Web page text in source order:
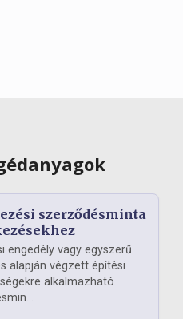
szerződésminta
engedély vagy egyszerű
alapján végzett építési
alkalmazható